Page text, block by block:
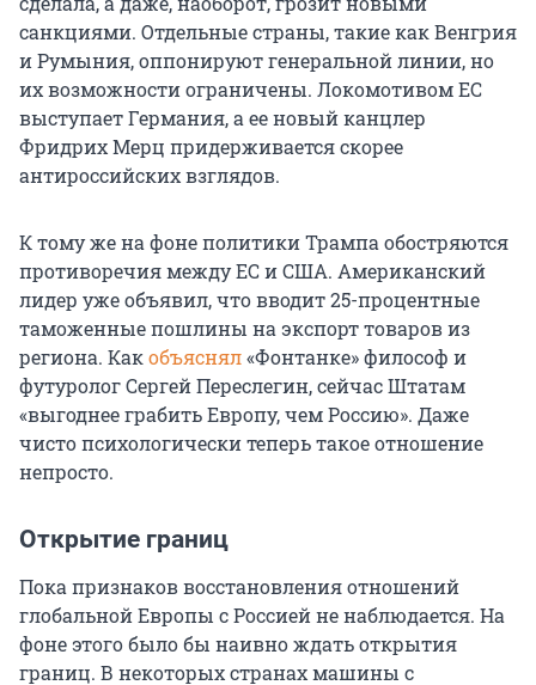
санкциями. Отдельные страны, такие как Венгрия
и Румыния, оппонируют генеральной линии, но
их возможности ограничены. Локомотивом ЕС
выступает Германия, а ее новый канцлер
Фридрих Мерц придерживается скорее
антироссийских взглядов.
К тому же на фоне политики Трампа обостряются
противоречия между ЕС и США. Американский
лидер уже объявил, что вводит 25-процентные
таможенные пошлины на экспорт товаров из
региона. Какобъяснял«Фонтанке» философ и
футуролог Сергей Переслегин, сейчас Штатам
«выгоднее грабить Европу, чем Россию». Даже
чисто психологически теперь такое отношение
непросто.
Открытие границ
Пока признаков восстановления отношений
глобальной Европы с Россией не наблюдается. На
фоне этого было бы наивно ждать открытия
границ. В некоторых странах машины с